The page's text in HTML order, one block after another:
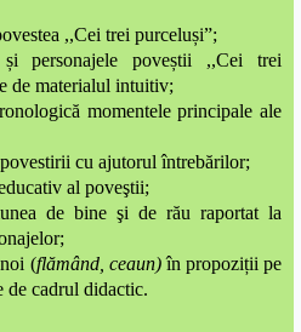
,,Cei trei purceluși”;
personajele poveștii ,,Cei trei
de materialul intuitiv;
momentele principale ale
cu ajutorul întrebărilor;
al poveştii;
de bine şi de rău raportat la
(flămând, ceaun)în propoziții pe
de cadrul didactic.